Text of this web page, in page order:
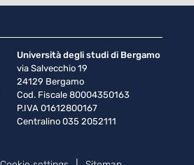
Università degli studi di Bergamo
via Salvecchio 19
24129 Bergamo
Cod. Fiscale 80004350163
P.IVA 01612800167
Centralino 035 2052111